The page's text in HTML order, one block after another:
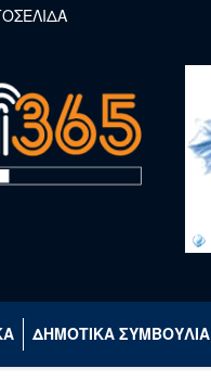
ΔΗΜΟΤΙΚΑ ΣΥΜΒΟΥΛΙΑ